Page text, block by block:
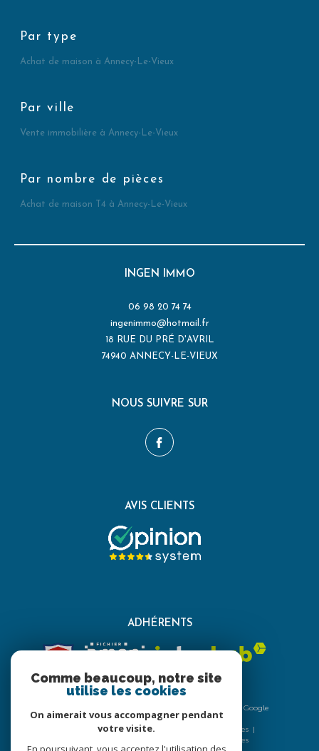
Par type
Achat de maison à Annecy-Le-Vieux
Par ville
Vente immobilière à Annecy-Le-Vieux
Par nombre de pièces
Achat de maison T4 à Annecy-Le-Vieux
INGEN IMMO
06 98 20 74 74
ingenimmo@hotmail.fr
18 RUE DU PRÉ D'AVRIL
74940
ANNECY-LE-VIEUX
NOUS SUIVRE SUR
AVIS CLIENTS
ADHÉRENTS
© 2026 | Tous droits réservés | Traduction powered by Google
|
Nos honoraires
Plan du site
Mentions légales
Cookies
Comme beaucoup, notre site
utilise les cookies
On aimerait vous accompagner pendant
votre visite.